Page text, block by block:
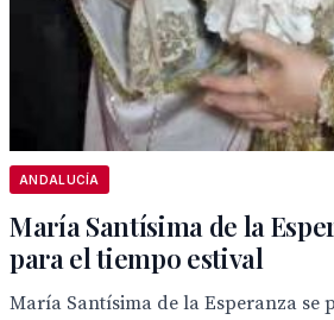
ANDALUCÍA
María Santísima de la
para el tiempo estival
María Santísima de la Esperanza se